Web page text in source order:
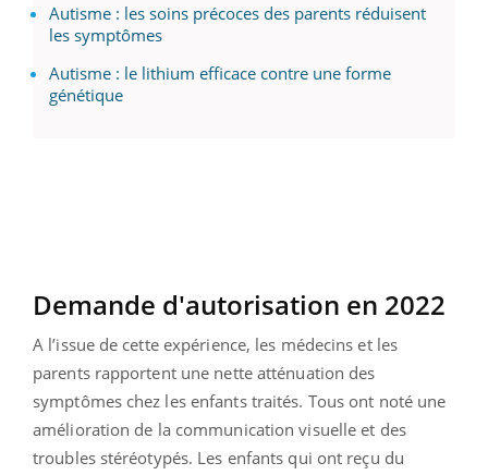
Autisme : les soins précoces des parents réduisent
les symptômes
Autisme : le lithium efficace contre une forme
génétique
Demande d'autorisation en 2022
A l’issue de cette expérience, les médecins et les
parents rapportent une nette atténuation des
symptômes chez les enfants traités. Tous ont noté une
amélioration de la communication visuelle et des
troubles stéréotypés. Les enfants qui ont reçu du